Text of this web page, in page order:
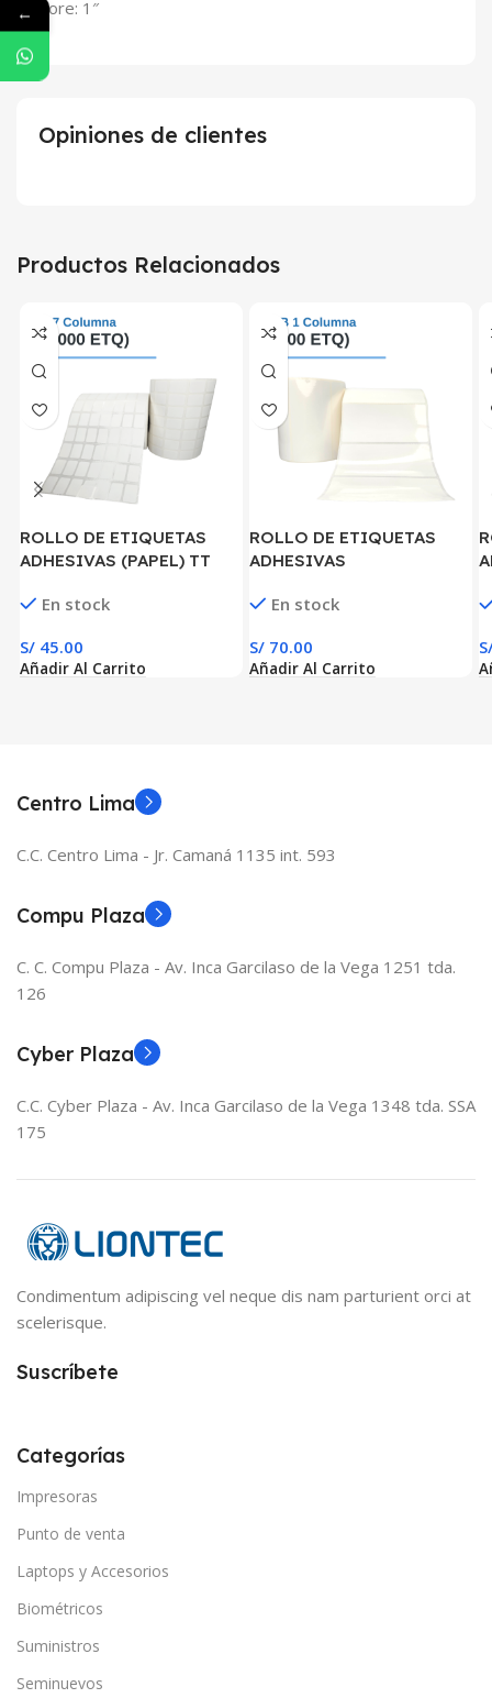
Core: 1″
Opiniones de clientes
Productos Relacionados
ROLLO DE ETIQUETAS
ADHESIVAS (PAPEL) TT
x 7 COL. TUCO 1″(13 MM X
En stock
S/ 45.00
Añadir Al Carrito
ROLLO DE ETIQUETAS
ADHESIVAS
2″ x 1000 ETIQ. x 1 COL.
En stock
S/ 70.00
Añadir Al Carrito
Centro Lima
C.C. Centro Lima - Jr. Camaná 1135 int. 593
Compu Plaza
C. C. Compu Plaza - Av. Inca Garcilaso de la Vega 1251 tda.
126
Cyber Plaza
C.C. Cyber Plaza - Av. Inca Garcilaso de la Vega 1348 tda. SSA
175
Condimentum adipiscing vel neque dis nam parturient orci at
scelerisque.
Suscríbete
Categorías
Impresoras
Punto de venta
Laptops y Accesorios
Biométricos
Suministros
Seminuevos
←